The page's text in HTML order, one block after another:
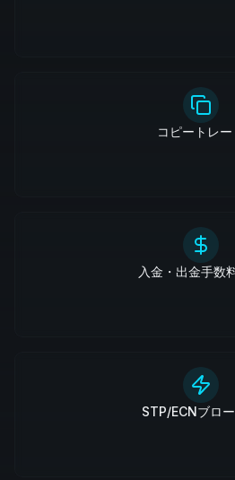
コピートレー
入金・出金手数
STP/ECNブロ